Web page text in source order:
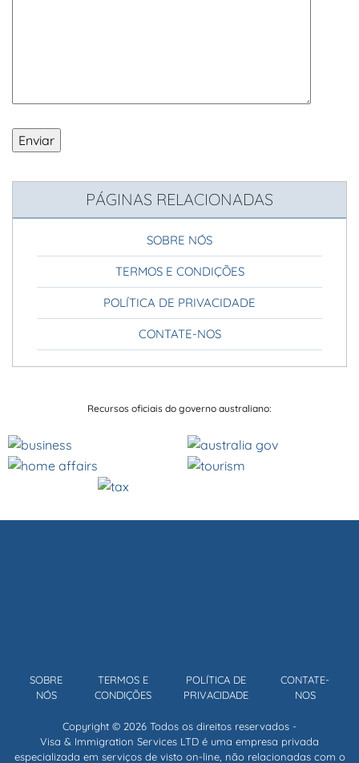
PÁGINAS RELACIONADAS
SOBRE NÓS
TERMOS E CONDIÇÕES
POLÍTICA DE PRIVACIDADE
CONTATE-NOS
Recursos oficiais do governo australiano:
SOBRE
NÓS
TERMOS E
CONDIÇÕES
POLÍTICA DE
PRIVACIDADE
CONTATE-
NOS
Copyright © 2026 Todos os direitos reservados -
Visa & Immigration Services LTD é uma empresa privada
especializada em serviços de visto on-line, não relacionadas com o